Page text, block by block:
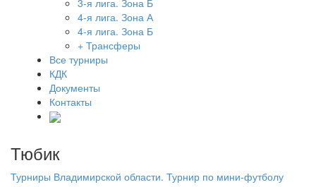
3-я лига. Зона Б
4-я лига. Зона А
4-я лига. Зона Б
+ Трансферы
Все турниры
КДК
Документы
Контакты
Тюбик
Турниры Владимирской области. Турнир по мини-футболу